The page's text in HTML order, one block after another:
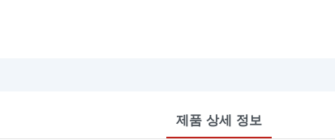
제품 상세 정보